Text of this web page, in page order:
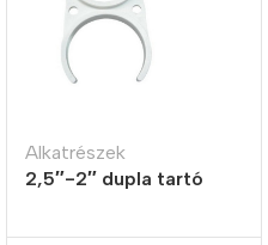
Alkatrészek
2,5″-2″ dupla tartó